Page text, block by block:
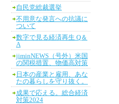
自民党総裁選挙
不用意な発言への抗議に
ついて
数字で見る経済再生 Q＆
A
jiminNEWS（号外）米国
の関税措置、物価高対策
日本の産業と雇用、あな
たの暮らしを守り抜く。
成果で応える。総合経済
対策2024